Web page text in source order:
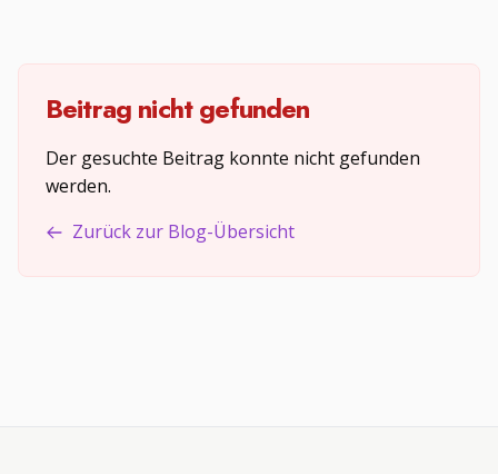
Beitrag nicht gefunden
Der gesuchte Beitrag konnte nicht gefunden
werden.
Zurück zur Blog-Übersicht